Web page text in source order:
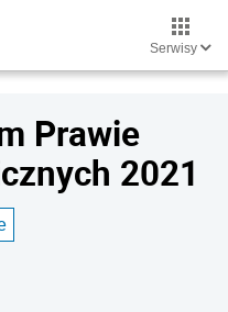
Serwisy
Prawie
2021